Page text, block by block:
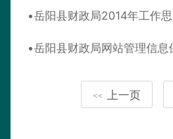
岳阳县财政局2014年工作
岳阳县财政局网站管理信息
<< 上一页